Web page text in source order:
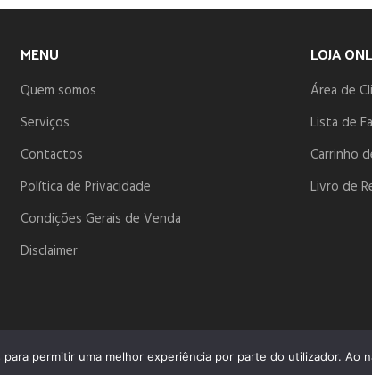
MENU
Quem somos
Serviços
Contactos
Política de Privacidade
Condições Gerais de Venda
Disclaimer
LOJA
Área de
Lista de
Carrinho
Livro de
porDOMINIOS.PT
permitir uma melhor experiência por parte do utilizador. Ao